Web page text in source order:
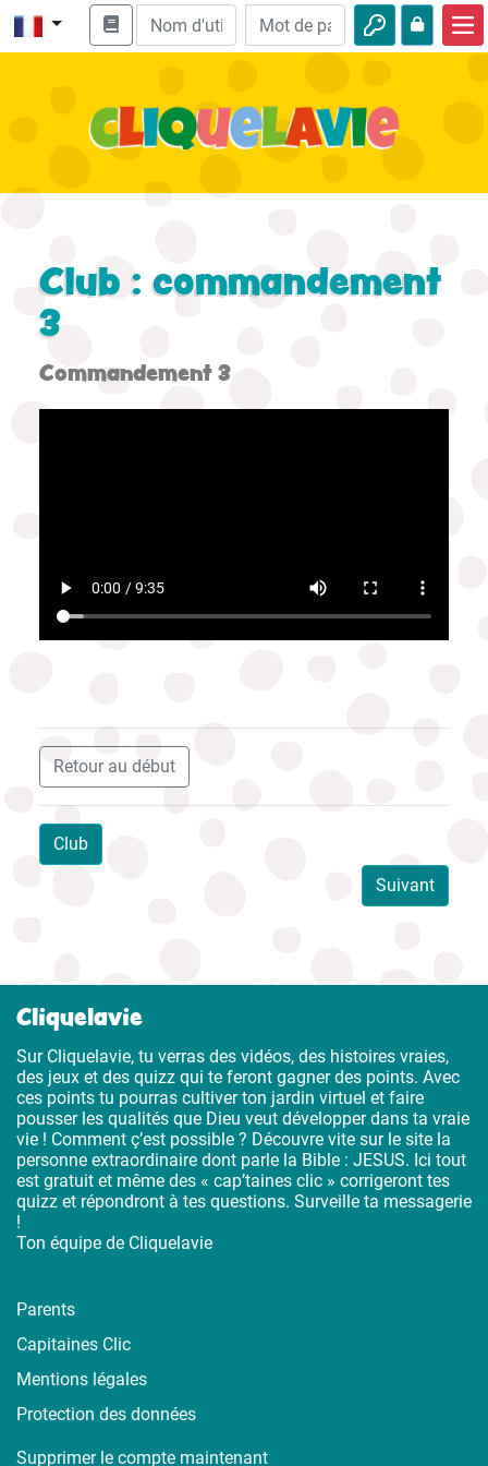
Enseignement biblique
Aventures
Club : commandement
3
Commandement 3
Retour au début
Club
Suivant
Cliquelavie
Sur Cliquelavie, tu verras des vidéos, des histoires vraies,
des jeux et des quizz qui te feront gagner des points. Avec
ces points tu pourras cultiver ton jardin virtuel et faire
pousser les qualités que Dieu veut développer dans ta vraie
vie ! Comment ç’est possible ? Découvre vite sur le site la
personne extraordinaire dont parle la Bible : JESUS. Ici tout
est gratuit et même des « cap’taines clic » corrigeront tes
quizz et répondront à tes questions. Surveille ta messagerie
!
Ton équipe de Cliquelavie
Parents
Capitaines Clic
Mentions légales
Protection des données
Supprimer le compte maintenant